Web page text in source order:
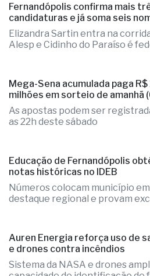
Fernandópolis confirma mais
candidaturas e já soma seis
Elizandra Sartin entra na
Alesp e Cidinho do Paraíso é
Mega-Sena acumulada paga R$
milhões em sorteio de amanhã
As apostas podem ser
as 22h deste sábado
Educação de Fernandópolis
notas históricas no IDEB
Números colocam município em
destaque regional e provam
Auren Energia reforça uso de
e drones contra incêndios
Sistema da NASA e drones